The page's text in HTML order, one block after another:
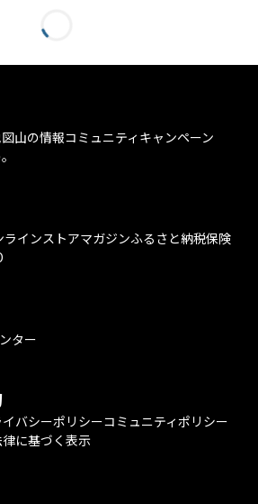
山の情報コミュニティ キャンペーン
ラインストアマガジンふるさと納税保険
ター
バシーポリシーコミュニティポリシー
に基づく表示